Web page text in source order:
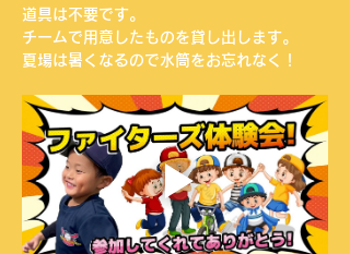
道具は不要です。
チームで用意したものを貸し出します。
夏場は暑くなるので水筒をお忘れなく！